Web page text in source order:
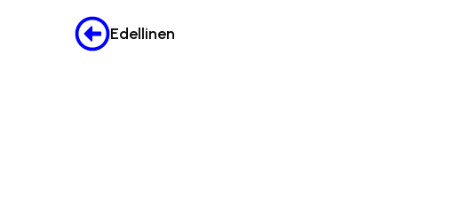
Edellinen